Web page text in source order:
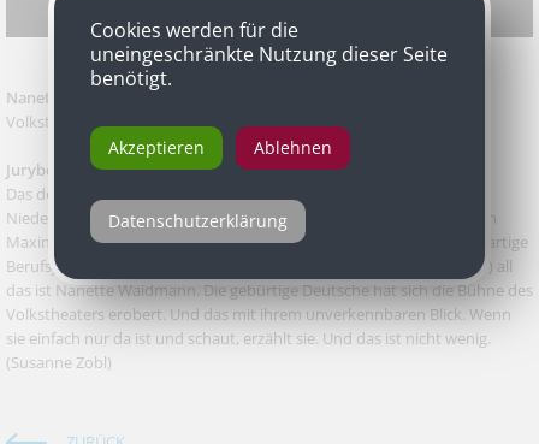
Nanette Waidmann
Volkstheater
Jurybegründung
Das derbe Dienstmädchen Tonka (in Martin Sperrs "Jagdszenen aus
Niederbayern"), die neurotische, von Lebensangst getriebene Lisa (in
Maxim Gorkis "Kinder der Sonne"), oder die erotisch verwirrte, elfenartige
Berufsjugendliche Johanna (in Arthur Schnitzlers "Der einsame Weg") all
das ist Nanette Waidmann. Die gebürtige Deutsche hat sich die Bühne des
Volkstheaters erobert. Und das mit ihrem unverkennbaren Blick. Wenn
sie einfach nur da ist und schaut, erzählt sie. Und das ist nicht wenig.
(Susanne Zobl)
Cookies werden für die
uneingeschränkte Nutzung dieser Seite
benötigt.
Akzeptieren Ablehnen
Datenschutzerklärung